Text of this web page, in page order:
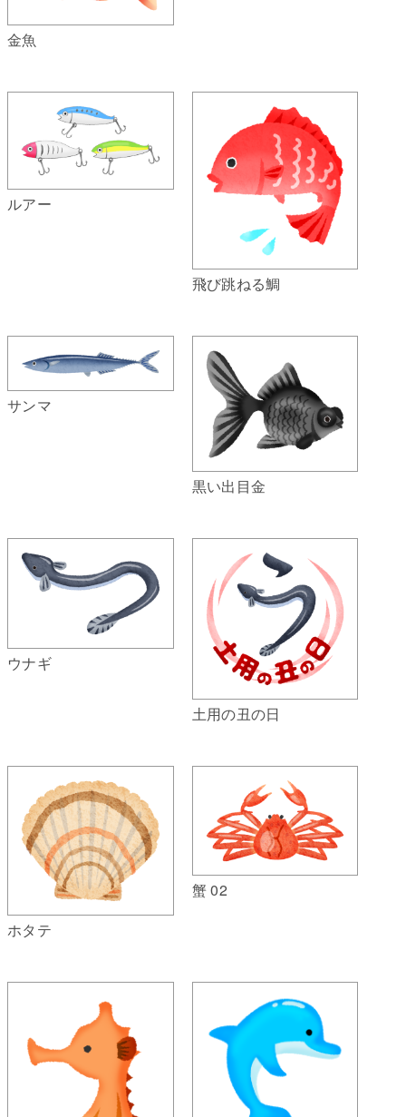
金魚
ルアー
飛び跳ねる鯛
サンマ
黒い出目金
ウナギ
土用の丑の日
ホタテ
蟹 02